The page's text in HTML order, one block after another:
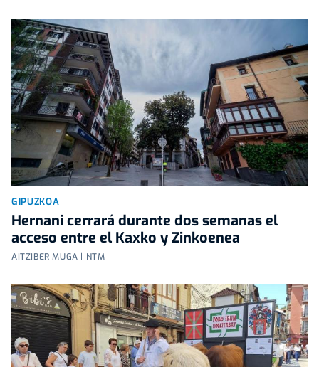
GIPUZKOA
Hernani cerrará durante dos semanas el
acceso entre el Kaxko y Zinkoenea
AITZIBER MUGA | NTM